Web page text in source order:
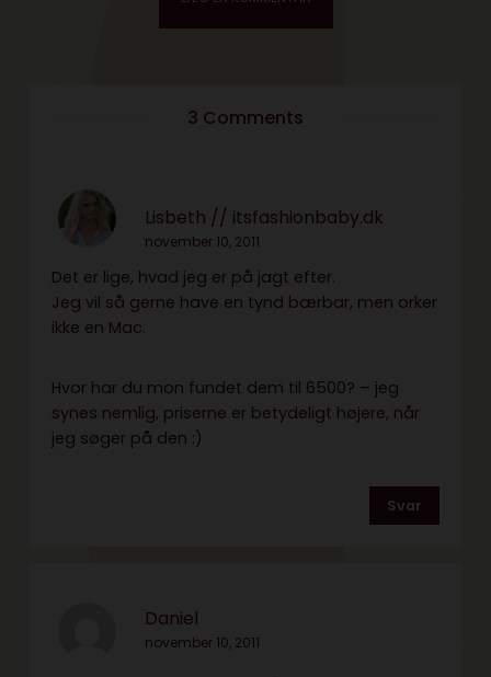
3 Comments
Lisbeth // itsfashionbaby.dk
november 10, 2011
Det er lige, hvad jeg er på jagt efter.
Jeg vil så gerne have en tynd bærbar, men orker
ikke en Mac.
Hvor har du mon fundet dem til 6500? – jeg
synes nemlig, priserne er betydeligt højere, når
jeg søger på den :)
Svar
Daniel
november 10, 2011